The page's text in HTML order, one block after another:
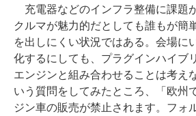
充電器などのインフラ整備に課題
クルマが魅力的だとしても誰もが簡
を出しにくい状況ではある。会場に
化するにしても、プラグインハイブ
エンジンと組み合わせることは考え
いう質問をしてみたところ、「欧州
ジン車の販売が禁止されます。フォ